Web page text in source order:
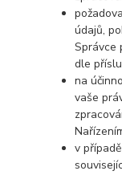
údajů,
Správce
dle
na
vaše
v